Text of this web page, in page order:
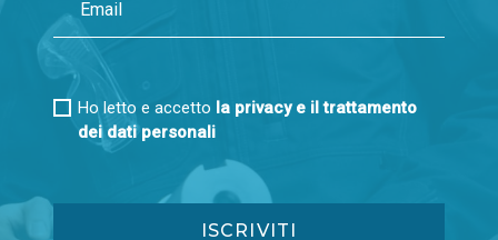
Ho letto e accetto la privacy e il trattamento
dei dati personali